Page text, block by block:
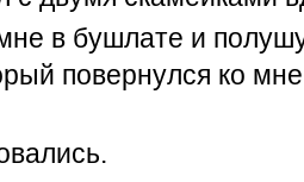
в бушлате и
повернулся ко